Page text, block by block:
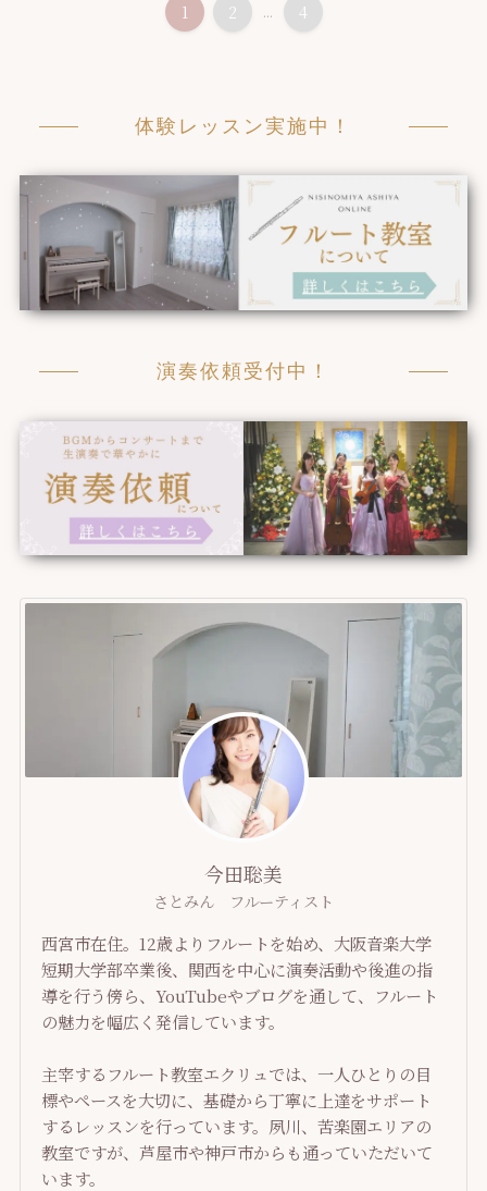
1 2 ... 4
体験レッスン実施中！
演奏依頼受付中！
今田聡美
さとみん フルーティスト
西宮市在住。12歳よりフルートを始め、大阪音楽大学
短期大学部卒業後、関西を中心に演奏活動や後進の指
導を行う傍ら、YouTubeやブログを通して、フルート
の魅力を幅広く発信しています。
主宰するフルート教室エクリュでは、一人ひとりの目
標やペースを大切に、基礎から丁寧に上達をサポート
するレッスンを行っています。夙川、苦楽園エリアの
教室ですが、芦屋市や神戸市からも通っていただいて
います。